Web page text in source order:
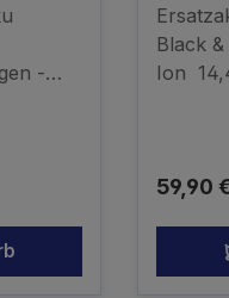
-
Black
Ion
59,90